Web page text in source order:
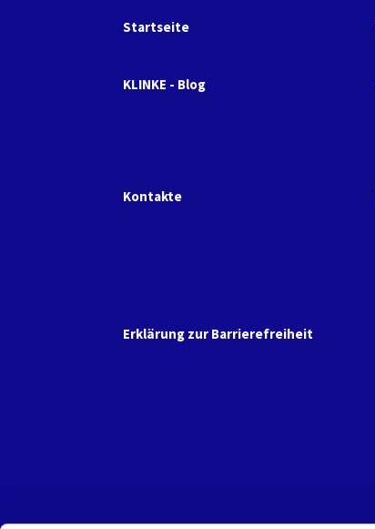
Startseite
KLINKE - Blog
Kontakte
Erklärung zur Barrierefreiheit